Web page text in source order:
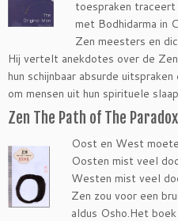
toespraken
met Bodhidarma in
Zen meesters en
Hij vertelt anekdotes over de
hun schijnbaar absurde
om mensen uit hun spirituele
Zen The Path of The Paradox
Oost en West
Oosten mist veel
Westen mist veel
Zen zou voor een
aldus Osho.Het